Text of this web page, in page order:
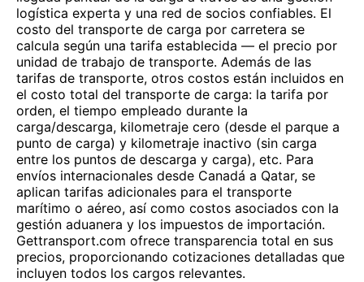
logística experta y una red de socios confiables. El
costo del transporte de carga por carretera se
calcula según una tarifa establecida — el precio por
unidad de trabajo de transporte. Además de las
tarifas de transporte, otros costos están incluidos en
el costo total del transporte de carga: la tarifa por
orden, el tiempo empleado durante la
carga/descarga, kilometraje cero (desde el parque a
punto de carga) y kilometraje inactivo (sin carga
entre los puntos de descarga y carga), etc. Para
envíos internacionales desde Canadá a Qatar, se
aplican tarifas adicionales para el transporte
marítimo o aéreo, así como costos asociados con la
gestión aduanera y los impuestos de importación.
Gettransport.com ofrece transparencia total en sus
precios, proporcionando cotizaciones detalladas que
incluyen todos los cargos relevantes.